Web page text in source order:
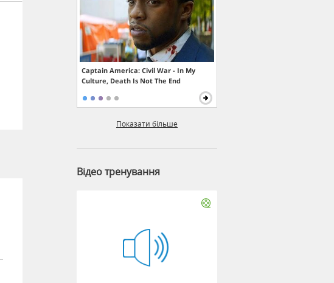
Captain America: Civil War - In My
Culture, Death Is Not The End
Показати більше
Відео тренування